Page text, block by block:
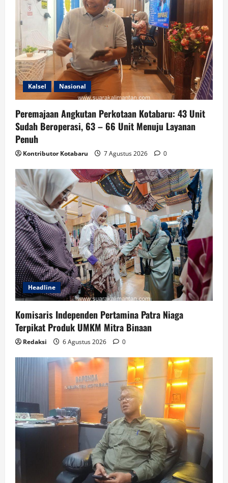
Kalsel Nasional
Peremajaan Angkutan Perkotaan Kotabaru: 43 Unit
Sudah Beroperasi, 63 – 66 Unit Menuju Layanan
Penuh
Kontributor Kotabaru 7 Agustus 2026 0
Headline
Komisaris Independen Pertamina Patra Niaga
Terpikat Produk UMKM Mitra Binaan
Redaksi 6 Agustus 2026 0